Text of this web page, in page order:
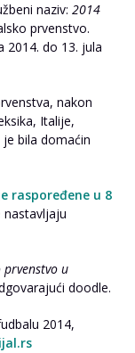
naziv: 2014
prvenstvo.
2014. do 13. jula
nakon
Italije,
bila domaćin
raspoređene u 8
nastavljaju
prvenstvo u
doodle.
2014,